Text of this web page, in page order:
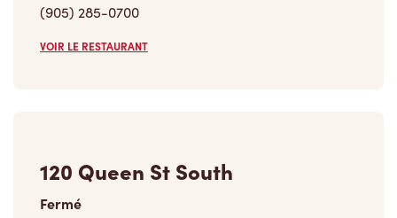
(905) 285-0700
VOIR LE RESTAURANT
120 Queen St South
Fermé